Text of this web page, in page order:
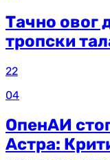
Тачно овог
тропски
22
04
ОпенАИ
Астра: